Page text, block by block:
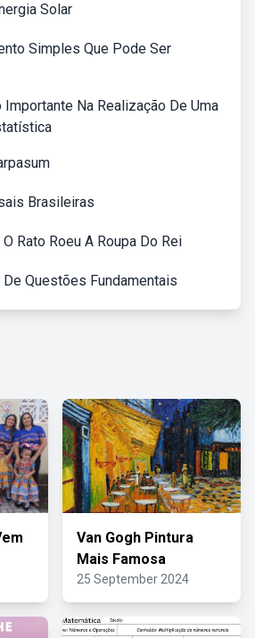
Solar
Simples Que Pode Ser
Importante Na Realização De Uma
Brasileiras
Rato Roeu A Roupa Do Rei
Questões Fundamentais
Van Gogh Pintura
Mais Famosa
25 September 2024